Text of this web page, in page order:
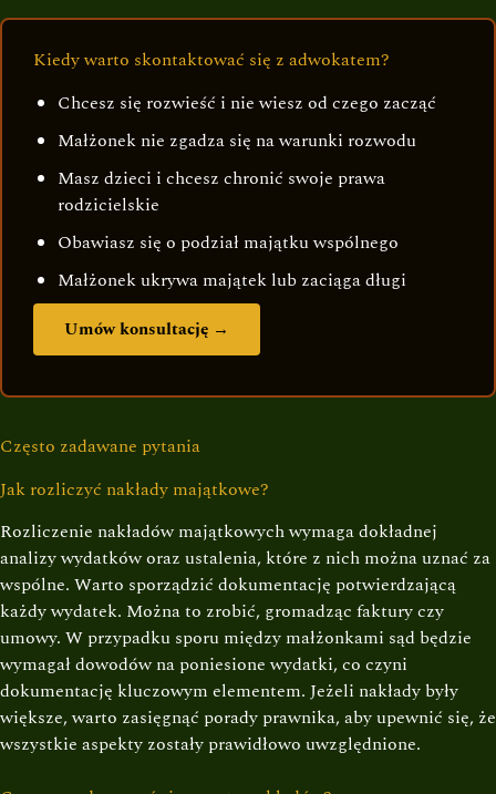
Kiedy warto skontaktować się z adwokatem?
Chcesz się rozwieść i nie wiesz od czego zacząć
Małżonek nie zgadza się na warunki rozwodu
Masz dzieci i chcesz chronić swoje prawa
rodzicielskie
Obawiasz się o podział majątku wspólnego
Małżonek ukrywa majątek lub zaciąga długi
Umów konsultację →
Często zadawane pytania
Jak rozliczyć nakłady majątkowe?
Rozliczenie nakładów majątkowych wymaga dokładnej
analizy wydatków oraz ustalenia, które z nich można uznać za
wspólne. Warto sporządzić dokumentację potwierdzającą
każdy wydatek. Można to zrobić, gromadząc faktury czy
umowy. W przypadku sporu między małżonkami sąd będzie
wymagał dowodów na poniesione wydatki, co czyni
dokumentację kluczowym elementem. Jeżeli nakłady były
większe, warto zasięgnąć porady prawnika, aby upewnić się, że
wszystkie aspekty zostały prawidłowo uwzględnione.